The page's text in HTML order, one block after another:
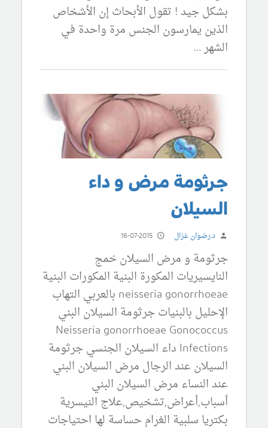
بشكل جيد ! تقول الأبحاث إن الأشخاص
الذين يمارسون الجنس مرة واحدة في
الشهر …
جرثومة مرض و داء
السيلان
د.رضوان غزال 16-07-2015
جرثومة و مرض السيلان خمج
النايسيريات المكورة البنية المكورات البنية
neisseria gonorrhoeae بالعربي التهاب
الإحليل بالبنيات جرثومة السيلان البني
Neisseria gonorrhoeae Gonococcus
Infections داء السيلان الجنسي جرثومة
السيلان عند الرجال مرض السيلان البني
عند النساء مرض السيلان البني
أسباب,أعراض,تشخيص,علاج النيسرية
بكتريا سلبية الغرام حساسة لها احتياجات